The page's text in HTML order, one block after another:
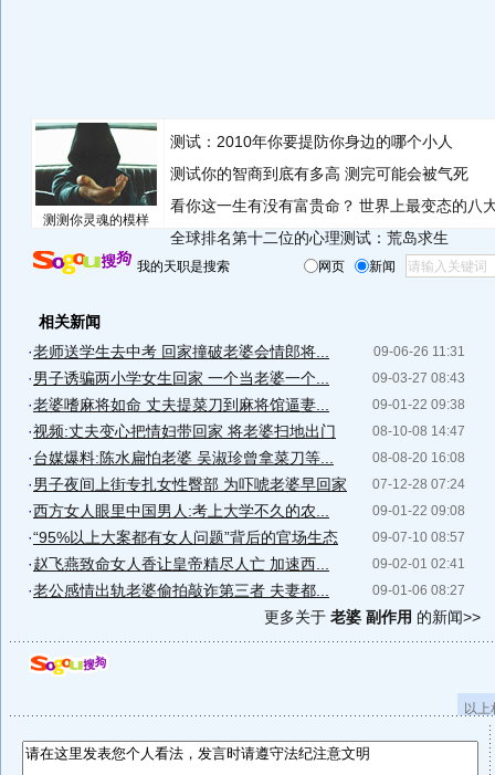
测测你灵魂的模样
测试：2010年你要提防你身边的哪个小人
测试你的智商到底有多高 测完可能会被气死
看你这一生有没有富贵命？ 世界上最变态的八
全球排名第十二位的心理测试：荒岛求生
我的天职是搜索 网页 新闻
相关新闻
09-06-26 11:31
·老师送学生去中考 回家撞破老婆会情郎将...
09-03-27 08:43
·男子诱骗两小学女生回家 一个当老婆一个...
09-01-22 09:38
·老婆嗜麻将如命 丈夫提菜刀到麻将馆逼妻...
08-10-08 14:47
·视频:丈夫变心把情妇带回家 将老婆扫地出门
08-08-20 16:08
·台媒爆料:陈水扁怕老婆 吴淑珍曾拿菜刀等...
07-12-28 07:24
·男子夜间上街专扎女性臀部 为吓唬老婆早回家
09-01-22 09:08
·西方女人眼里中国男人:考上大学不久的农...
09-07-10 08:57
·“95%以上大案都有女人问题”背后的官场生态
09-02-01 02:41
·赵飞燕致命女人香让皇帝精尽人亡 加速西...
09-01-06 08:27
·老公感情出轨老婆偷拍敲诈第三者 夫妻都...
更多关于 老婆 副作用 的新闻>>
以